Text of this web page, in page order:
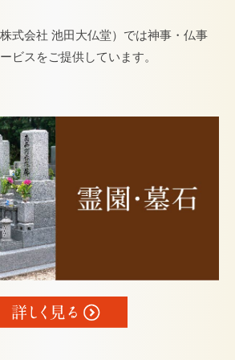
式会社 池田大仏堂）では神事・仏事
ビスをご提供しています。